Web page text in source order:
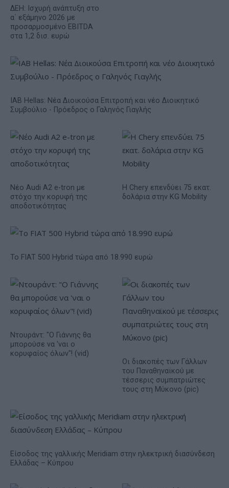
ΔΕΗ: Ισχυρή ανάπτυξη στο
α΄ εξάμηνο 2026 με
προσαρμοσμένο EBITDA
στα 1,2 δισ. ευρώ
IAB Hellas: Νέα Διοικούσα Επιτροπή και νέο Διοικητικό
Συμβούλιο - Πρόεδρος ο Γαληνός Γιαγλής
Νέο Audi A2 e-tron με
στόχο την κορυφή της
αποδοτικότητας
Η Chery επενδύει 75 εκατ.
δολάρια στην KG Mobility
Το FIAT 500 Hybrid τώρα από 18.990 ευρώ
Ντουράντ: "Ο Γιάννης θα
μπορούσε να 'ναι ο
κορυφαίος όλων"! (vid)
Οι διακοπές των Γάλλων
του Παναθηναϊκού με
τέσσερις συμπατριώτες
τους στη Μύκονο (pic)
Είσοδος της γαλλικής Meridiam στην ηλεκτρική διασύνδεση
Ελλάδας – Κύπρου